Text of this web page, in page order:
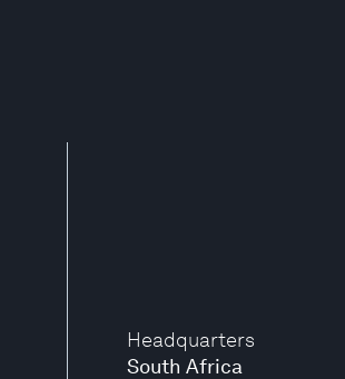
Headquarters
South Africa